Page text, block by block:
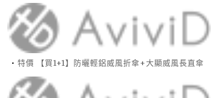
特價 【買1+1】防曬輕鋁威風折傘+大顯威風長直傘